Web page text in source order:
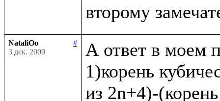
NataliOo
#
3 дек. 2009
А ответ в моем
1)корень
из 2n+4)-